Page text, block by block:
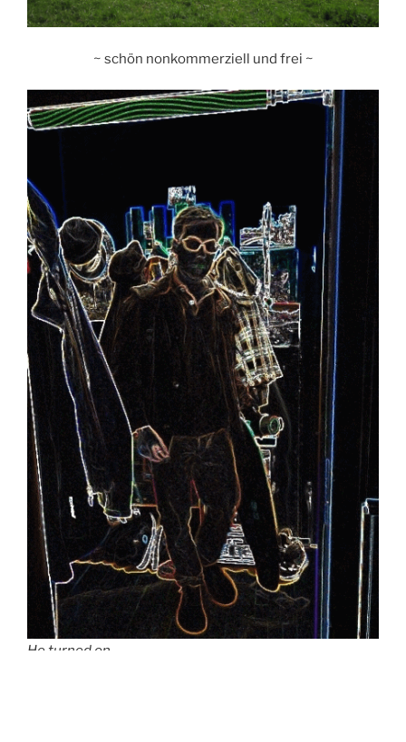
~ schön nonkommerziell und frei ~
He turned on,